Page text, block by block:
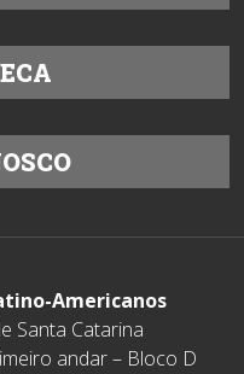
Americanos
Santa Catarina
andar – Bloco D